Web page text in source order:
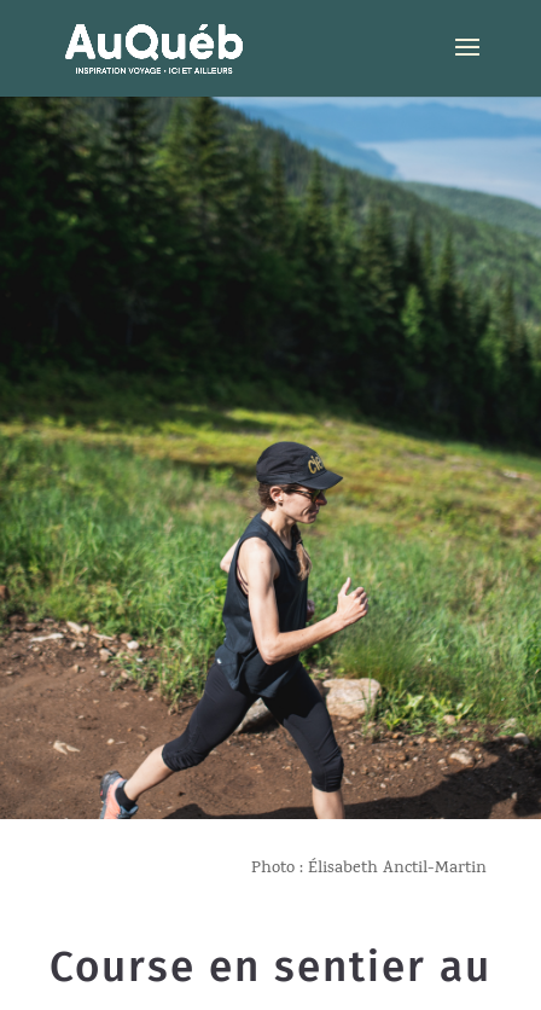
Photo : Élisabeth Anctil-Martin
Course en sentier au